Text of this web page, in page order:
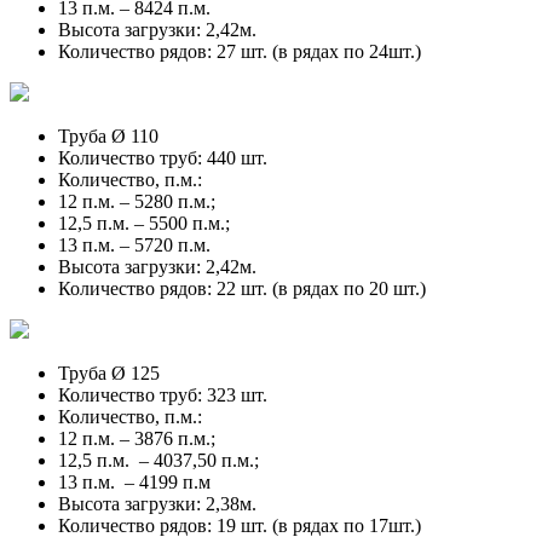
13 п.м. – 8424 п.м.
Высота загрузки: 2,42м.
Количество рядов: 27 шт. (в рядах по 24шт.)
Труба Ø 110
Количество труб: 440 шт.
Количество, п.м.:
12 п.м. – 5280 п.м.;
12,5 п.м. – 5500 п.м.;
13 п.м. – 5720 п.м.
Высота загрузки: 2,42м.
Количество рядов: 22 шт. (в рядах по 20 шт.)
Труба Ø 125
Количество труб: 323 шт.
Количество, п.м.:
12 п.м. – 3876 п.м.;
12,5 п.м. – 4037,50 п.м.;
13 п.м. – 4199 п.м
Высота загрузки: 2,38м.
Количество рядов: 19 шт. (в рядах по 17шт.)